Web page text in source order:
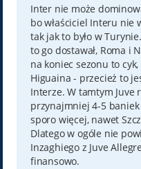
t
Inter nie może
bo właściciel Interu nie
tak jak to było w
to go dostawał, Roma i
na koniec sezonu to
Higuaina - przecież to
Interze. W tamtym Juve
przynajmniej 4-5 baniek
sporo więcej, nawet
Dlatego w ogóle nie
Inzaghiego z Juve
finansowo.